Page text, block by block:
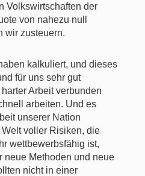
Volkswirtschaften der
von nahezu null
wir zusteuern.
kalkuliert, und dieses
für uns sehr gut
Arbeit verbunden
arbeiten. Und es
unserer Nation
voller Risiken, die
wettbewerbsfähig ist,
neue Methoden und neue
nicht in einer